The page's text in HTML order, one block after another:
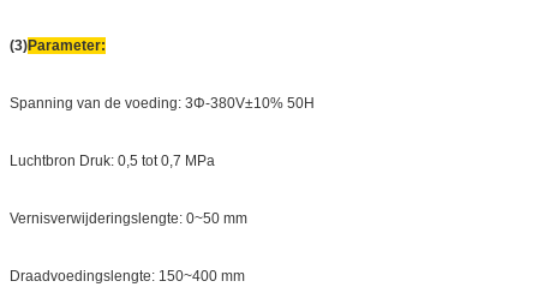
(3)Parameter:
Spanning van de voeding: 3Φ-380V±10% 50H
Luchtbron Druk: 0,5 tot 0,7 MPa
Vernisverwijderingslengte: 0~50 mm
Draadvoedingslengte: 150~400 mm